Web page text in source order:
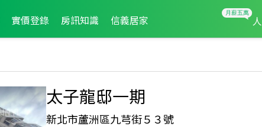
實價登錄 房訊知識 信義居家
太子龍邸一期
新北市蘆洲區九芎街５３號